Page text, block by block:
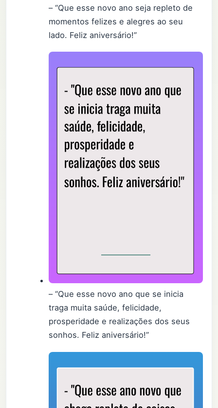
– “Que esse novo ano seja repleto de
momentos felizes e alegres ao seu
lado. Feliz aniversário!”
– “Que esse novo ano que se inicia
traga muita saúde, felicidade,
prosperidade e realizações dos seus
sonhos. Feliz aniversário!”